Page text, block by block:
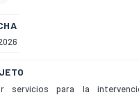
servicios para la